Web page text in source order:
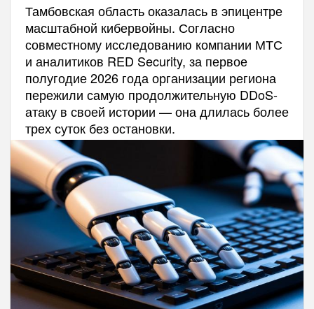
Тамбовская область оказалась в эпицентре
масштабной кибервойны. Согласно
совместному исследованию компании МТС
и аналитиков RED Security, за первое
полугодие 2026 года организации региона
пережили самую продолжительную DDoS-
атаку в своей истории — она длилась более
трех суток без остановки.